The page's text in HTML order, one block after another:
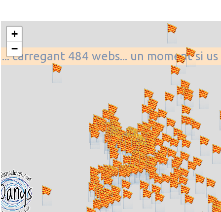
... carregant 484 webs... un moment si
+
−